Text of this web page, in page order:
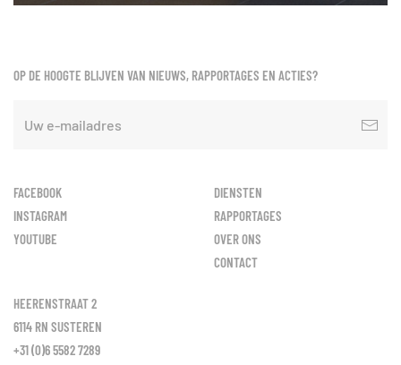
OP DE HOOGTE BLIJVEN VAN NIEUWS, RAPPORTAGES EN ACTIES?
FACEBOOK
INSTAGRAM
YOUTUBE
DIENSTEN
RAPPORTAGES
OVER ONS
CONTACT
HEERENSTRAAT 2
6114 RN SUSTEREN
+31 (0)6 5582 7289